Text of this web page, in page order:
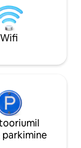
surfamine,
kõik vaid lühikese
Wifi